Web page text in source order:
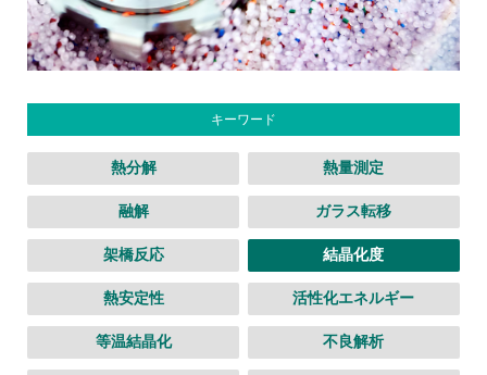
キーワード
熱分解 熱量測定
融解 ガラス転移
架橋反応 結晶化度
熱安定性 活性化エネルギー
等温結晶化 不良解析